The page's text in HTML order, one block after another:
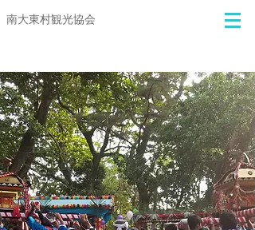
​​南大東村観光協会